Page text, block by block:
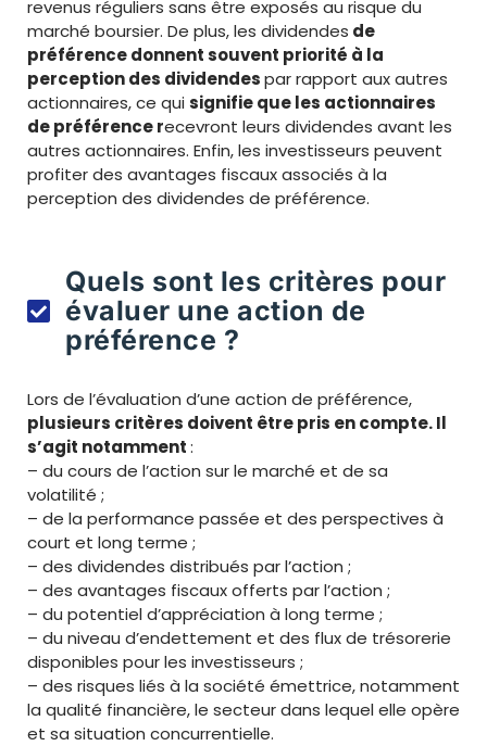
revenus réguliers sans être exposés au risque du
marché boursier. De plus, les dividendes de
préférence donnent souvent priorité à la
perception des dividendespar rapport aux autres
actionnaires, ce quisignifie que les actionnaires
de préférence recevront leurs dividendes avant les
autres actionnaires. Enfin, les investisseurs peuvent
profiter des avantages fiscaux associés à la
perception des dividendes de préférence.
Quels sont les critères pour
évaluer une action de
préférence ?
Lors de l’évaluation d’une action de préférence,
plusieurs critères doivent être pris en compte. Il
s’agit notamment:
– du cours de l’action sur le marché et de sa
volatilité ;
– de la performance passée et des perspectives à
court et long terme ;
– des dividendes distribués par l’action ;
– des avantages fiscaux offerts par l’action ;
– du potentiel d’appréciation à long terme ;
– du niveau d’endettement et des flux de trésorerie
disponibles pour les investisseurs ;
– des risques liés à la société émettrice, notamment
la qualité financière, le secteur dans lequel elle opère
et sa situation concurrentielle.